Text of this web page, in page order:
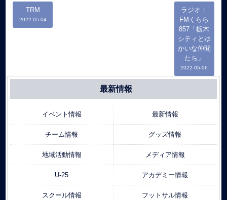
TRM
2022-05-04
ラジオ：
FMくらら
857「栃木
シティとゆ
かいな仲間
たち」
2022-05-06
最新情報
イベント情報 最新情報
チーム情報 グッズ情報
地域活動情報 メディア情報
U-25 アカデミー情報
スクール情報 フットサル情報